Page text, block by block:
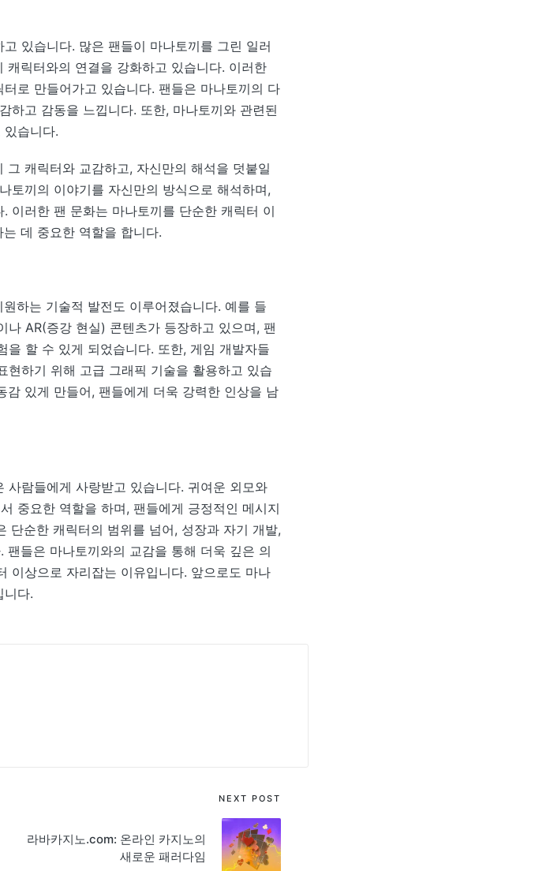
있습니다. 많은 팬들이 마나토끼를 그린 일러
릭터와의 연결을 강화하고 있습니다. 이러한
로 만들어가고 있습니다. 팬들은 마나토끼의 다
하고 감동을 느낍니다. 또한, 마나토끼와 관련된
습니다.
캐릭터와 교감하고, 자신만의 해석을 덧붙일
토끼의 이야기를 자신만의 방식으로 해석하며,
이러한 팬 문화는 마나토끼를 단순한 캐릭터 이
데 중요한 역할을 합니다.
하는 기술적 발전도 이루어졌습니다. 예를 들
AR(증강 현실) 콘텐츠가 등장하고 있으며, 팬
할 수 있게 되었습니다. 또한, 게임 개발자들
하기 위해 고급 그래픽 기술을 활용하고 있습
있게 만들어, 팬들에게 더욱 강력한 인상을 남
람들에게 사랑받고 있습니다. 귀여운 외모와
중요한 역할을 하며, 팬들에게 긍정적인 메시지
단순한 캐릭터의 범위를 넘어, 성장과 자기 개발,
들은 마나토끼와의 교감을 통해 더욱 깊은 의
이상으로 자리잡는 이유입니다. 앞으로도 마나
니다.
NEXT POST
라바카지노.com: 온라인 카지노의
새로운 패러다임